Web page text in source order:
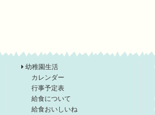
幼稚園生活
カレンダー
行事予定表
給食について
給食おいしいね